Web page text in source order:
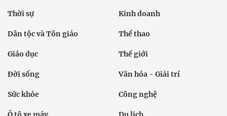
Thời sự Kinh doanh
Dân tộc và Tôn giáo Thể thao
Giáo dục Thế giới
Đời sống Văn hóa - Giải trí
Sức khỏe Công nghệ